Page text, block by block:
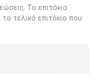
Το επιτόκιο
τελικό επιτόκιο που